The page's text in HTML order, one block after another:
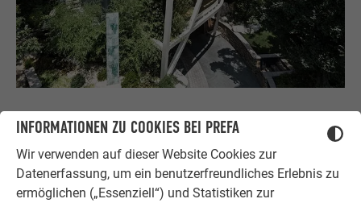
INFORMATIONEN ZU COOKIES BEI PREFA
Wir verwenden auf dieser Website Cookies zur
Datenerfassung, um ein benutzerfreundliches Erlebnis zu
ermöglichen („Essenziell“) und Statistiken zur
NATUR UND ARCHITEKTUR
Mit Aluminium als Fassadenverkleidung lassen sich sogar 5-
Sterne Baumhäuser realisieren. BeimEinfamilienhaus in